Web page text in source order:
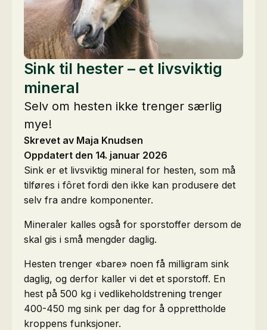
Sink til hester – et livsviktig
mineral
Selv om hesten ikke trenger særlig
mye!
Skrevet av Maja Knudsen
Oppdatert den 14. januar 2026
Sink er et livsviktig mineral for hesten, som må
tilføres i fôret fordi den ikke kan produsere det
selv fra andre komponenter.
Mineraler kalles også for sporstoffer dersom de
skal gis i små mengder daglig.
Hesten trenger «bare» noen få milligram sink
daglig, og derfor kaller vi det et sporstoff. En
hest på 500 kg i vedlikeholdstrening trenger
400-450 mg sink per dag for å opprettholde
kroppens funksjoner.